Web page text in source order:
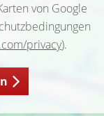
von Google
privacy).